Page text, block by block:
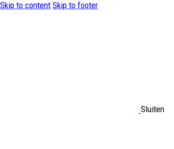
Skip to content Skip to footer
Sluiten